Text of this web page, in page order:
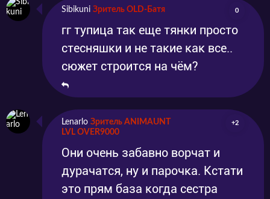
Sibikuni Зритель OLD-Батя 0
гг тупица так еще тянки просто
стесняшки и не такие как все..
сюжет строится на чём?
Lenarlo Зритель ANIMAUNT
LVL OVER9000
+2
Они очень забавно ворчат и
дурачатся, ну и парочка. Кстати
это прям база когда сестра